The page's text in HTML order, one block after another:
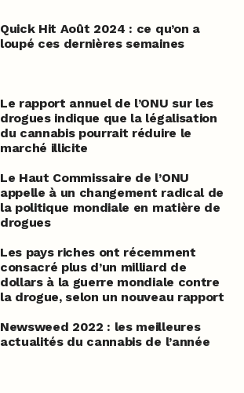
Quick Hit Août 2024 : ce qu’on a
loupé ces dernières semaines
Le rapport annuel de l’ONU sur les
drogues indique que la légalisation
du cannabis pourrait réduire le
marché illicite
Le Haut Commissaire de l’ONU
appelle à un changement radical de
la politique mondiale en matière de
drogues
Les pays riches ont récemment
consacré plus d’un milliard de
dollars à la guerre mondiale contre
la drogue, selon un nouveau rapport
Newsweed 2022 : les meilleures
actualités du cannabis de l’année